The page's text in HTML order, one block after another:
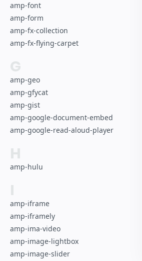
amp-font
amp-form
amp-fx-collection
amp-fx-flying-carpet
G
amp-geo
amp-gfycat
amp-gist
amp-google-document-embed
amp-google-read-aloud-player
H
amp-hulu
I
amp-iframe
amp-iframely
amp-ima-video
amp-image-lightbox
amp-image-slider